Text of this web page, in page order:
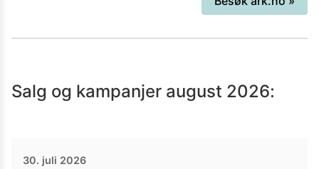
finner du garantert en bok for deg.
Salg og kampanjer august 2026:
30. juli 2026